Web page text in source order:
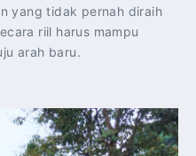
yang tidak pernah diraih
riil harus mampu
arah baru.